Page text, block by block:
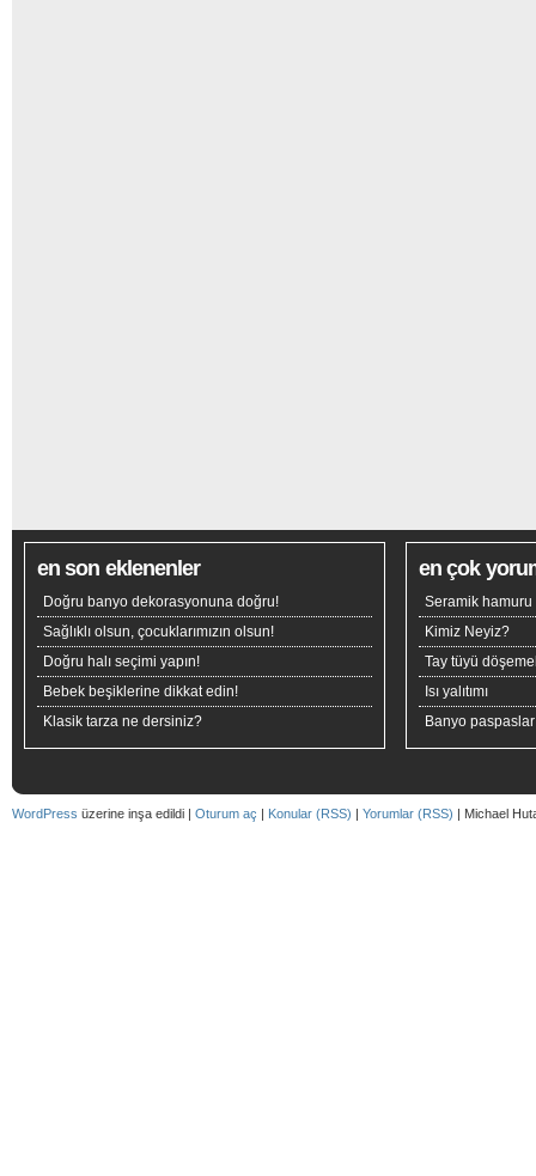
en son eklenenler
Doğru banyo dekorasyonuna doğru!
Sağlıklı olsun, çocuklarımızın olsun!
Doğru halı seçimi yapın!
Bebek beşiklerine dikkat edin!
Klasik tarza ne dersiniz?
en çok
Seramik hamuru
Kimiz Neyiz?
Tay tüyü
Isı yalıtımı
Banyo
WordPress üzerine inşa edildi | Oturum aç | Konular (RSS) | Yorumlar (RSS) | Michael